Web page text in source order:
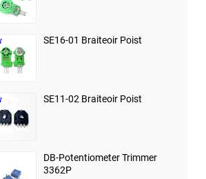
SE16-01 Braiteoir Poist
SE11-02 Braiteoir Poist
DB-Potentiometer Trimmer
3362P